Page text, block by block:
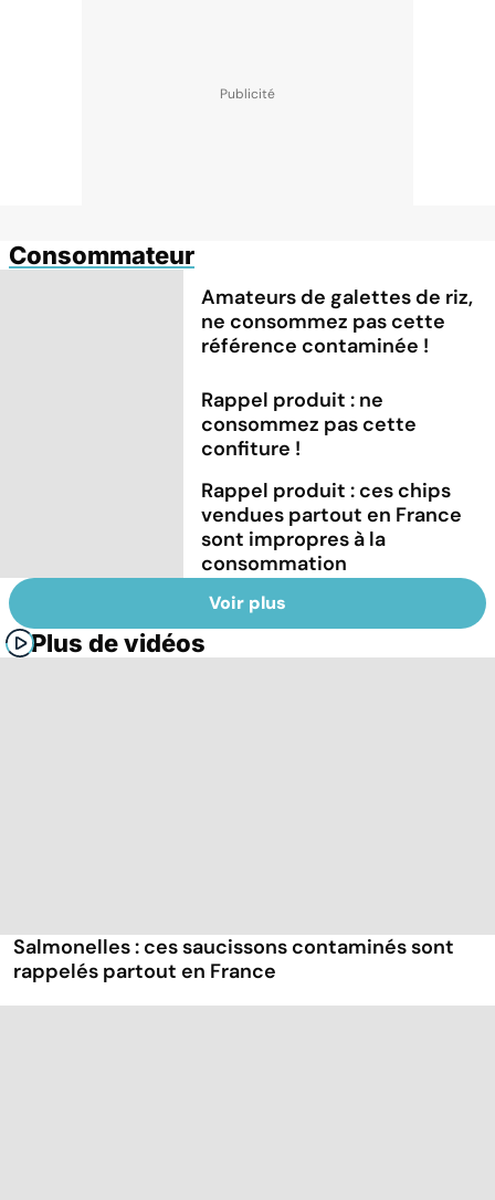
Consommateur
Amateurs de galettes de riz,
ne consommez pas cette
référence contaminée !
Rappel produit : ne
consommez pas cette
confiture !
Rappel produit : ces chips
vendues partout en France
sont impropres à la
consommation
Voir plus
Plus de vidéos
Salmonelles : ces saucissons contaminés sont
rappelés partout en France